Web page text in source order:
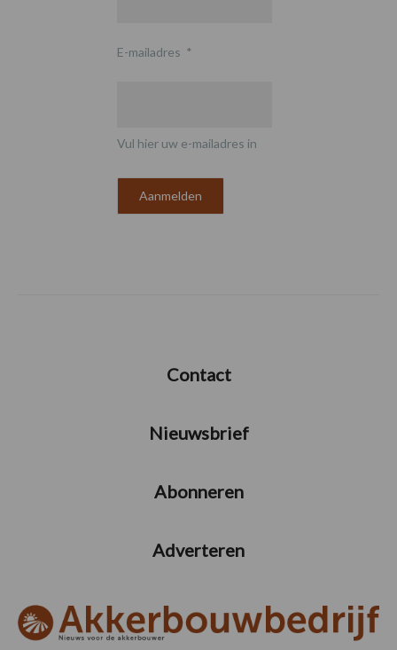
E-mailadres *
Vul hier uw e-mailadres in
Contact
Nieuwsbrief
Abonneren
Adverteren